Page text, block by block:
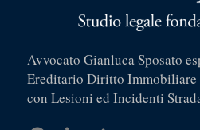
Avvocato Gianluca Sposato
Ereditario Diritto Immobiliare
con Lesioni ed Incidenti